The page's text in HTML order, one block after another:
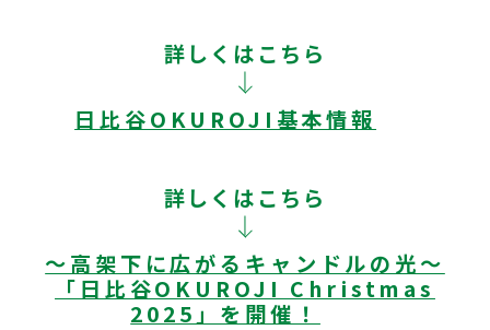
詳しくはこちら
日比谷OKUROJI基本情報
詳しくはこちら
～高架下に広がるキャンドルの光～
「日比谷OKUROJI Christmas
2025」を開催！